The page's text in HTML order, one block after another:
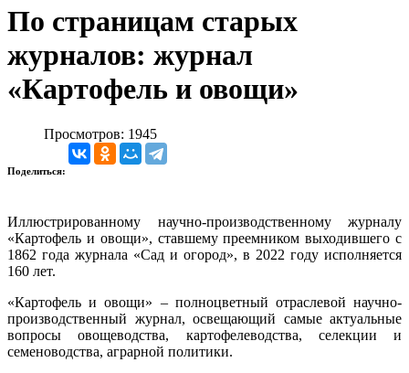
По страницам старых
журналов: журнал
«Картофель и овощи»
Просмотров: 1945
Поделиться:
Иллюстрированному научно-производственному журналу
«Картофель и овощи», ставшему преемником выходившего с
1862 года журнала «Сад и огород», в 2022 году исполняется
160 лет.
«Картофель и овощи» – полноцветный отраслевой научно-
производственный журнал, освещающий самые актуальные
вопросы овощеводства, картофелеводства, селекции и
семеноводства, аграрной политики.